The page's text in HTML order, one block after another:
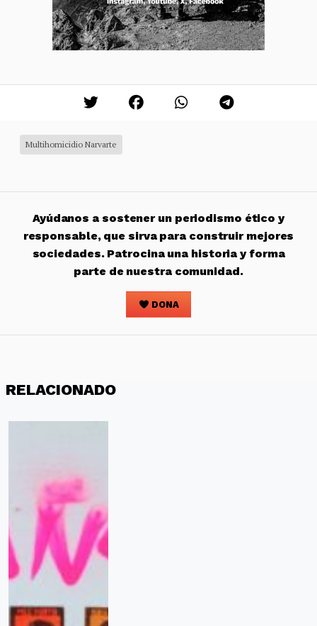
Multihomicidio Narvarte
Ayúdanos a sostener un periodismo ético y
responsable, que sirva para construir mejores
sociedades. Patrocina una historia y forma
parte de nuestra comunidad.
DONA
RELACIONADO